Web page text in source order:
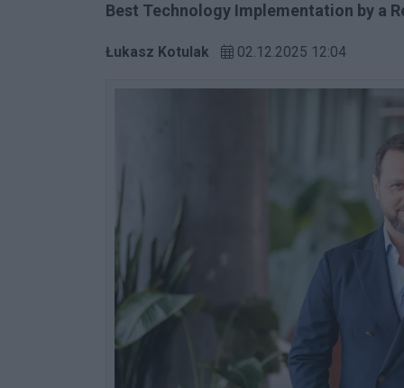
Best Technology Implementation by a
Łukasz Kotulak 02.12.2025 12:04